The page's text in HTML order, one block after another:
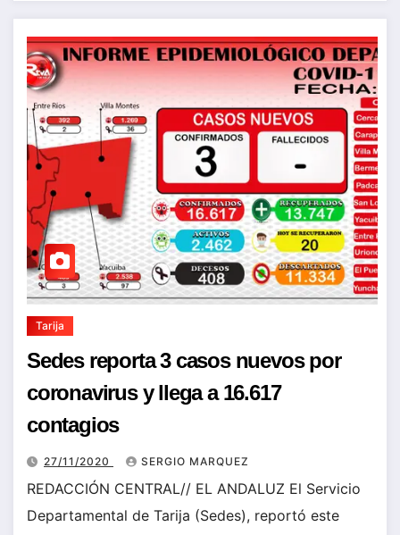
Tarija
Sedes reporta 3 casos nuevos por
coronavirus y llega a 16.617
contagios
27/11/2020 SERGIO MARQUEZ
REDACCIÓN CENTRAL// EL ANDALUZ El Servicio
Departamental de Tarija (Sedes), reportó este